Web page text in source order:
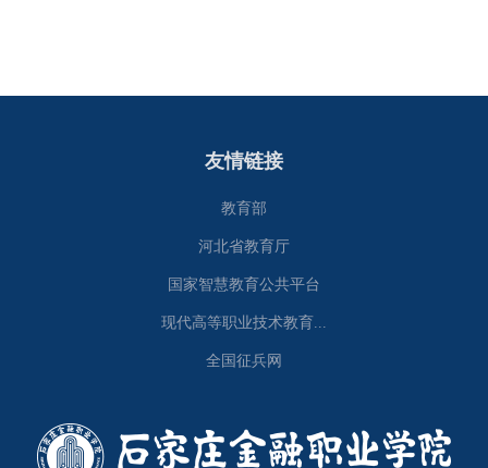
友情链接
教育部
河北省教育厅
国家智慧教育公共平台
现代高等职业技术教育...
全国征兵网